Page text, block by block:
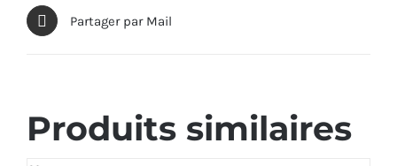
Partager par Mail
Produits similaires